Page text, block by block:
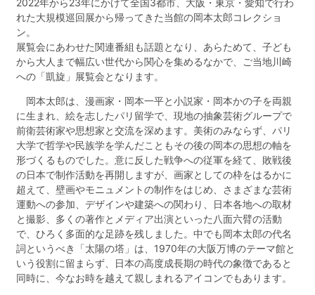
れた大規模巡回展から帰ってきた当館の岡本太郎コレクショ
ン。
展覧会にあわせた関連番組も話題となり、あらためて、子ども
から大人まで幅広い世代から関心を集めるなかで、ご当地川崎
への「凱旋」展覧会となります。
岡本太郎は、漫画家・岡本一平と小説家・岡本かの子を両親
に生まれ、絵を志したパリ留学で、現地の抽象芸術グループで
前衛芸術家や思想家と交流を深めます。美術のみならず、パリ
大学で哲学や民族学を学んだこともその後の岡本の思想の軸を
形づくるものでした。意に反した戦争への従軍を経て、敗戦後
の日本で制作活動を再開しますが、画家としての枠をはるかに
超えて、壁画やモニュメントの制作をはじめ、さまざまな芸術
運動への参加、デザインや建築への関わり、日本各地への取材
と撮影、多くの著作とメディア出演といった八面六臂の活動
で、ひろく多面的な足跡を残しました。中でも岡本太郎の代名
詞というべき「太陽の塔」は、1970年の大阪万博のテーマ館と
いう役割に留まらず、日本の高度成長期の時代の象徴であると
同時に、今なお時を越えて親しまれるアイコンでもあります。